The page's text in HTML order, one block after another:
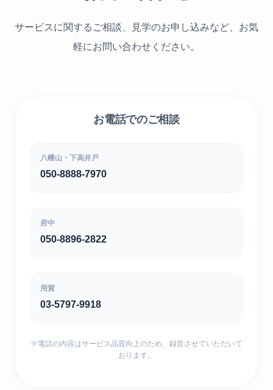
サービスに関するご相談、見学のお申し込みなど、お気
軽にお問い合わせください。
お電話でのご相談
八幡山・下高井戸
050-8888-7970
府中
050-8896-2822
用賀
03-5797-9918
※電話の内容はサービス品質向上のため、録音させていただいて
おります。